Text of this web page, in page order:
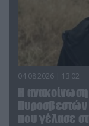
04.08.2026 | 13:02
Η
Πυροσβεστών
που γέλασε